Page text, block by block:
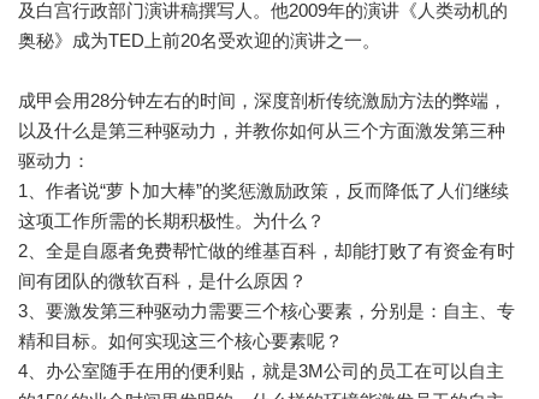
及白宫行政部门演讲稿撰写人。他2009年的演讲《人类动机的
奥秘》成为TED上前20名受欢迎的演讲之一。
成甲会用28分钟左右的时间，深度剖析传统激励方法的弊端，
以及什么是第三种驱动力，并教你如何从三个方面激发第三种
驱动力：
1、作者说“萝卜加大棒”的奖惩激励政策，反而降低了人们继续
这项工作所需的长期积极性。为什么？
2、全是自愿者免费帮忙做的维基百科，却能打败了有资金有时
间有团队的微软百科，是什么原因？
3、要激发第三种驱动力需要三个核心要素，分别是：自主、专
精和目标。如何实现这三个核心要素呢？
4、办公室随手在用的便利贴，就是3M公司的员工在可以自主